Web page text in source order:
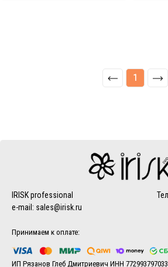
1
IRISK professional
e-mail: sales@irisk.ru
Принимаем к оплате:
ИП Рязанов Глеб Дмитриевич ИНН